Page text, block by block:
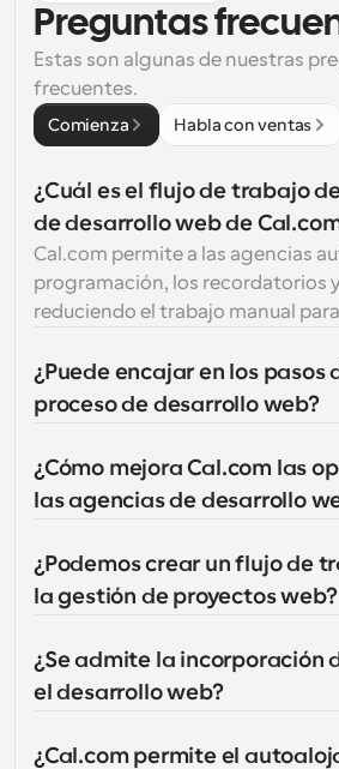
Preguntas
Estas son algunas de nuestras
frecuentes.
Comienza Habla con ventas
¿Cuál es el flujo de trabajo
de desarrollo web de
Cal.com permite a las agencias
programación, los recordatorios
reduciendo el trabajo manual
¿Puede encajar en los pasos
proceso de desarrollo web?
¿Cómo mejora Cal.com las
las agencias de desarrollo
¿Podemos crear un flujo de
la gestión de proyectos web?
¿Se admite la incorporación
el desarrollo web?
¿Cal.com permite el